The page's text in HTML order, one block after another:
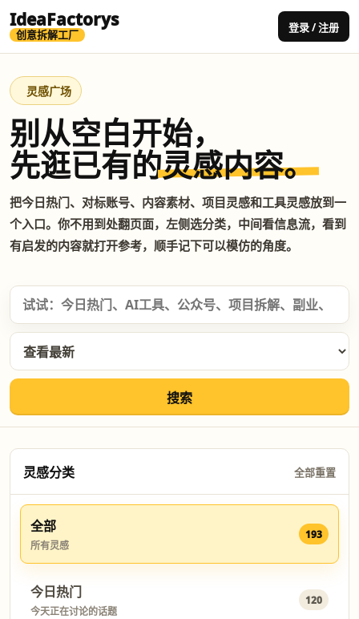
IdeaFactorys
创意拆解工厂
登录 / 注册
灵感广场
别从空白开始，
先逛已有的灵感内容。
把今日热门、对标账号、内容素材、项目灵感和工具灵感放到一
个入口。你不用到处翻页面，左侧选分类，中间看信息流，看到
有启发的内容就打开参考，顺手记下可以模仿的角度。
搜索
灵感分类 全部重置
全部
所有灵感
193
今日热门
今天正在讨论的话题
120